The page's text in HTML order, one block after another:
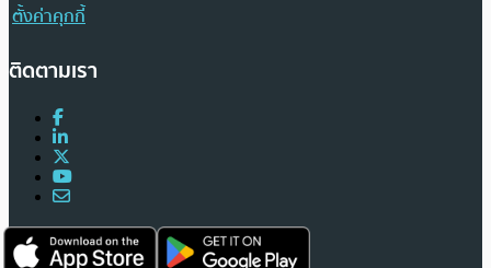
ตั้งค่าคุกกี้
ติดตามเรา